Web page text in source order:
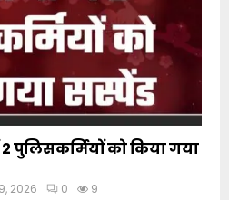
पुलिसकर्मियों को किया गया
2026 0 9